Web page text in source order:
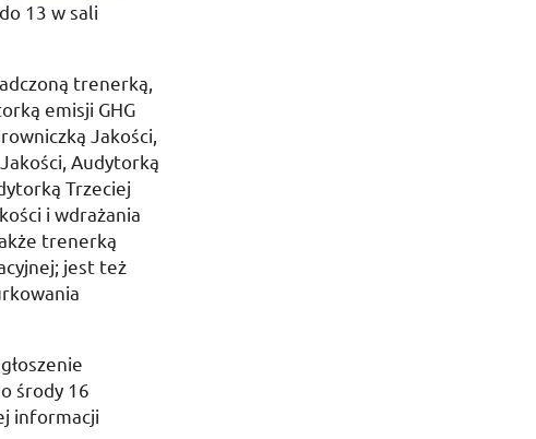
do 13 w sali
trenerką,
emisji GHG
Jakości,
Audytorką
Trzeciej
i wdrażania
trenerką
jest też
środy 16
informacji